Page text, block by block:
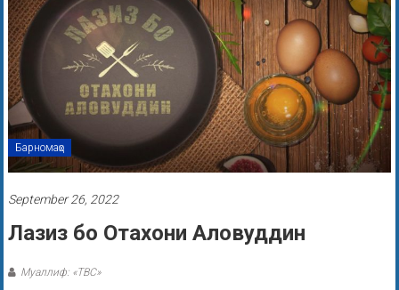
Барномаҳо
September 26, 2022
Лазиз бо Отахони Аловуддин
Муаллиф: «ТВС»